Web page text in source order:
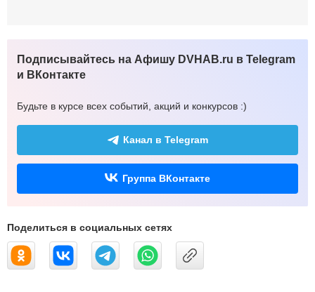
Подписывайтесь на Афишу DVHAB.ru в Telegram
и ВКонтакте
Будьте в курсе всех событий, акций и конкурсов :)
Канал в Telegram
Группа ВКонтакте
Поделиться в социальных сетях